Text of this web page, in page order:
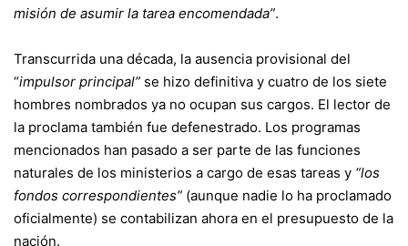
misión de asumir la tarea encomendada”.
Transcurrida una década, la ausencia provisional del
“impulsor principal” se hizo definitiva y cuatro de los siete
hombres nombrados ya no ocupan sus cargos. El lector de
la proclama también fue defenestrado. Los programas
mencionados han pasado a ser parte de las funciones
naturales de los ministerios a cargo de esas tareas y “los
fondos correspondientes” (aunque nadie lo ha proclamado
oficialmente) se contabilizan ahora en el presupuesto de la
nación.